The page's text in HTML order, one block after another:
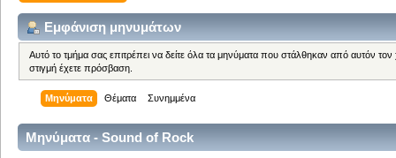
Εμφάνιση μηνυμάτων
Αυτό το τμήμα σας επιτρέπει να δείτε όλα τα μηνύματα που στάλθηκαν από αυτόν
στιγμή έχετε πρόσβαση.
Μηνύματα Θέματα Συνημμένα
Μηνύματα - Sound of Rock